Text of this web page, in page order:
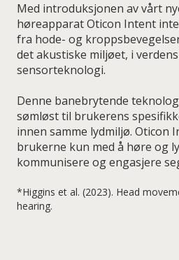
Med introduksjonen av vårt
høreapparat Oticon Intent
fra hode- og
det akustiske miljøet, i
sensorteknologi.
Denne banebrytende
sømløst til brukerens
innen samme lydmiljø. Oticon
brukerne kun med å høre og
kommunisere og engasjere
*Higgins et al. (2023). Head
hearing.